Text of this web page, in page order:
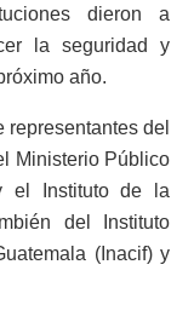
dieron a
la seguridad y
año.
del
Ministerio Público
el Instituto de la
del Instituto
(Inacif) y